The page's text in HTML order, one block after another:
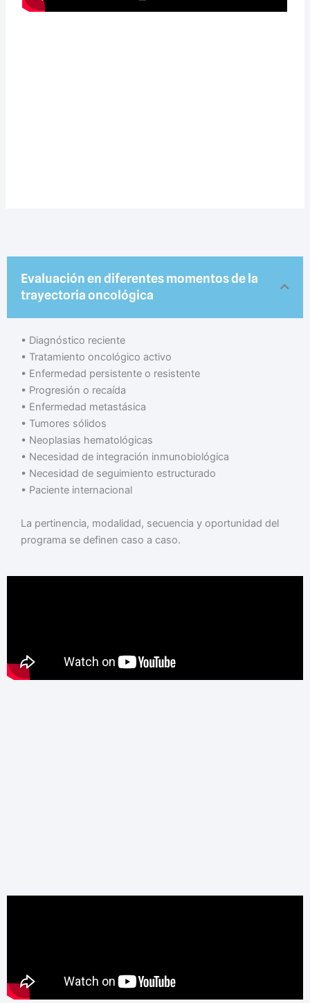
Evaluación en diferentes momentos de la
trayectoria oncológica
•⁠ ⁠Diagnóstico reciente
•⁠ ⁠Tratamiento oncológico activo
•⁠ ⁠Enfermedad persistente o resistente
•⁠ ⁠Progresión o recaída
•⁠ ⁠Enfermedad metastásica
•⁠ ⁠Tumores sólidos
•⁠ ⁠Neoplasias hematológicas
•⁠ ⁠Necesidad de integración inmunobiológica
•⁠ ⁠Necesidad de seguimiento estructurado
•⁠ ⁠Paciente internacional
La pertinencia, modalidad, secuencia y oportunidad del
programa se definen caso a caso.